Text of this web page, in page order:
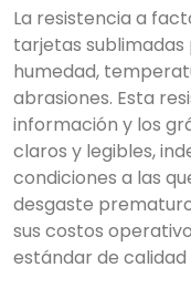
La resistencia a
tarjetas
humedad,
abrasiones. Esta
información y los
claros y legibles,
condiciones a las
desgaste
sus costos
estándar de calidad